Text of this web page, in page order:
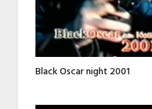
Black Oscar night 2001